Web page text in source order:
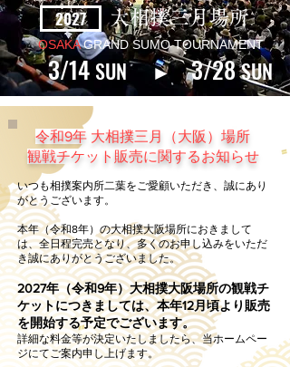
大相撲三月場所
2027
OSAKAGRAND SUMO TOURNAMENT
3/14SUN ►3/28SUN
令和9年 大相撲三月（大阪）場所
観戦チケット販売に関するお知らせ
いつも相撲案内所二葉をご愛顧いただき、誠にあり
がとうございます。
本年（令和8年）の大相撲大阪場所におきまして
は、全日程完売となり、多くのお申し込みをいただ
き誠にありがとうございました。
2027年（令和9年）大相撲大阪場所の観戦チ
ケットにつきましては、本年12月頃より販売
を開始する予定でございます。
詳細な料金等が決定いたしましたら、当ホームペー
ジにてご案内申し上げます。